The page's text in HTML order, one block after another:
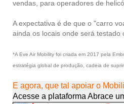
vendas, para operadores de
A expectativa é de que o "carro
ainda os locais onde será
*A Eve Air Mobility foi criada em 2017 pela
estratégia global de produção, cadeia de
E agora, que tal apoiar o
Acesse a plataforma Abrace